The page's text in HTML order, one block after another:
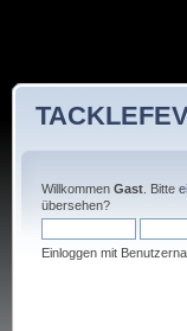
Willkommen Gast. Bitte
übersehen?
Einloggen mit